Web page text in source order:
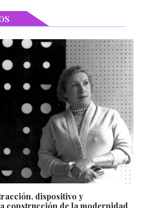
dispositivo y
construcción de la modernidad